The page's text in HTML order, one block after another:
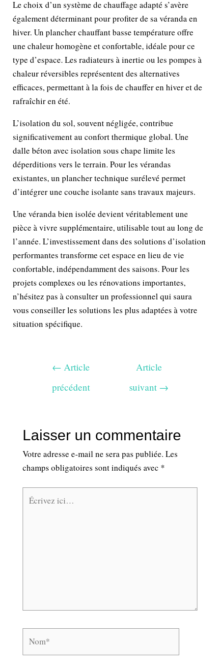
Le choix d’un système de chauffage adapté s’avère
également déterminant pour profiter de sa véranda en
hiver. Un plancher chauffant basse température offre
une chaleur homogène et confortable, idéale pour ce
type d’espace. Les radiateurs à inertie ou les pompes à
chaleur réversibles représentent des alternatives
efficaces, permettant à la fois de chauffer en hiver et de
rafraîchir en été.
L’isolation du sol, souvent négligée, contribue
significativement au confort thermique global. Une
dalle béton avec isolation sous chape limite les
déperditions vers le terrain. Pour les vérandas
existantes, un plancher technique surélevé permet
d’intégrer une couche isolante sans travaux majeurs.
Une véranda bien isolée devient véritablement une
pièce à vivre supplémentaire, utilisable tout au long de
l’année. L’investissement dans des solutions d’isolation
performantes transforme cet espace en lieu de vie
confortable, indépendamment des saisons. Pour les
projets complexes ou les rénovations importantes,
n’hésitez pas à consulter un professionnel qui saura
vous conseiller les solutions les plus adaptées à votre
situation spécifique.
← Article
précédent
Article
suivant →
Laisser un commentaire
Votre adresse e-mail ne sera pas publiée. Les
champs obligatoires sont indiqués avec *
ici…